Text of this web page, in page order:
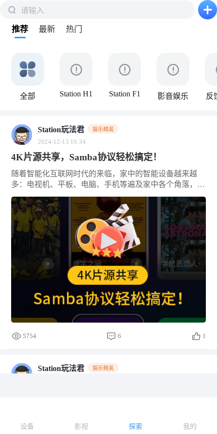
请输入
推荐 最新 热门
全部 Station H1 Station F1 影音娱乐 反
Station玩法君 娱乐精英
2024-12-13 16:34
4K片源共享，Samba协议轻松搞定！
随着智能化互联网时代的来临，家中的智能设备越来越
多：电视机、平板、电脑、手机等遍及家中各个角落，同
时设备之间共享数据的需求变的越来越强烈。比如在电视
机上观看手机中下载的影片、音乐、VLOG 素材等，你会
选
5754 6 1
Station玩法君 娱乐精英
大家是不是在网盘里存了各种资源和文件，可是每个月只
设备 影视 探索 我的